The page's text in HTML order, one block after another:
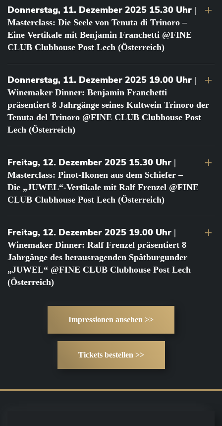
Donnerstag, 11. Dezember 2025 15.30 Uhr |
Masterclass: Die Seele von Tenuta di Trinoro –
Eine Vertikale mit Benjamin Franchetti @FINE
CLUB Clubhouse Post Lech (Österreich)
Donnerstag, 11. Dezember 2025 19.00 Uhr |
Winemaker Dinner: Benjamin Franchetti
präsentiert 8 Jahrgänge seines Kultwein Trinoro der
Tenuta del Trinoro @FINE CLUB Clubhouse Post
Lech (Österreich)
Freitag, 12. Dezember 2025 15.30 Uhr |
Masterclass: Pinot-Ikonen aus dem Schiefer –
Die „JUWEL“-Vertikale mit Ralf Frenzel @FINE
CLUB Clubhouse Post Lech (Österreich)
Freitag, 12. Dezember 2025 19.00 Uhr |
Winemaker Dinner: Ralf Frenzel präsentiert 8
Jahrgänge des herausragenden Spätburgunder
„JUWEL“ @FINE CLUB Clubhouse Post Lech
(Österreich)
Impressionen ansehen >>
Tickets bestellen >>